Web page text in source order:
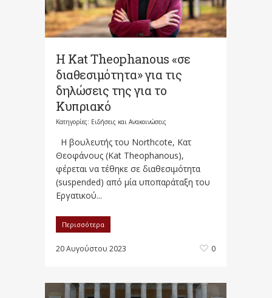
Η Kat Theophanous «σε
διαθεσιμότητα» για τις
δηλώσεις της για το
Κυπριακό
Κατηγορίες: Ειδήσεις και Ανακοινώσεις
Η βουλευτής του Northcote, Κατ
Θεοφάνους (Kat Theophanous),
φέρεται να τέθηκε σε διαθεσιμότητα
(suspended) από μία υποπαράταξη του
Εργατικού...
Περισσότερα
20 Αυγούστου 2023 0